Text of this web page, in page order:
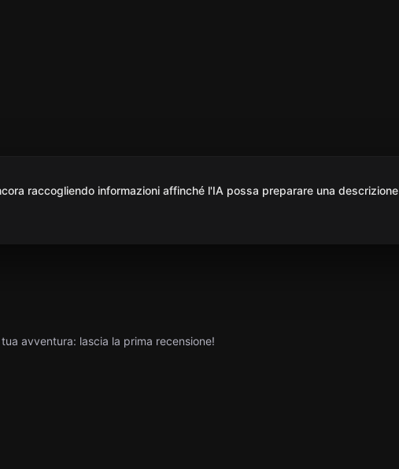
raccogliendo informazioni affinché l'IA possa preparare una descrizione
avventura: lascia la prima recensione!